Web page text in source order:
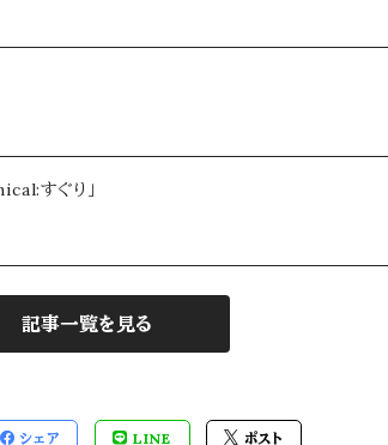
すぐり」
記事一覧を見る
シェア LINE ポスト